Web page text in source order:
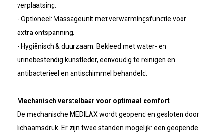
verplaatsing.
- Optioneel: Massageunit met verwarmingsfunctie voor
extra ontspanning.
- Hygiënisch & duurzaam: Bekleed met water- en
urinebestendig kunstleder, eenvoudig te reinigen en
antibacterieel en antischimmel behandeld.
Mechanisch verstelbaar voor optimaal comfort
De mechanische MEDILAX wordt geopend en gesloten door
lichaamsdruk. Er zijn twee standen mogelijk: een geopende